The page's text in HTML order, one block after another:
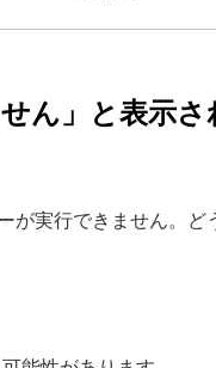
ん」と表示
が実行できません。ど